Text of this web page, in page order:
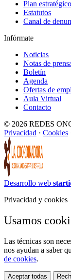
Plan estratégico
Estatutos
Canal de
Infórmate
Noticias
Notas de
Boletín
Agenda
Ofertas de
Aula Virtual
Contacto
© 2026 REDES
Privacidad · Cookies
Desarrollo web
Privacidad y cookies
Usamos
Las técnicas son
nos ayudan a saber
de cookies.
Aceptar todas